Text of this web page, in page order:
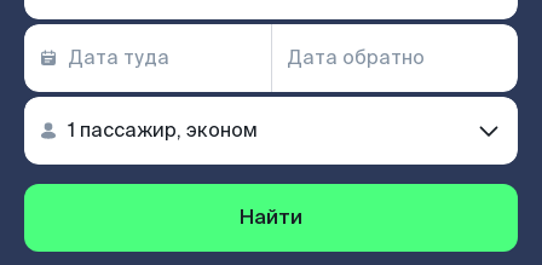
Найти